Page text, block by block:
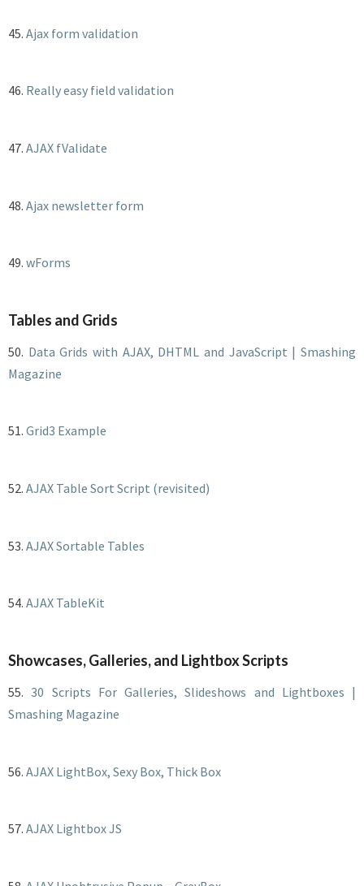
45. Ajax form validation
46. Really easy field validation
47. AJAX fValidate
48. Ajax newsletter form
49. wForms
Tables and Grids
50. Data Grids with AJAX, DHTML and JavaScript | Smashing
Magazine
51. Grid3 Example
52. AJAX Table Sort Script (revisited)
53. AJAX Sortable Tables
54. AJAX TableKit
Showcases, Galleries, and Lightbox Scripts
55.30 Scripts For Galleries, Slideshows and Lightboxes |
Smashing Magazine
56. AJAX LightBox, Sexy Box, Thick Box
57. AJAX Lightbox JS